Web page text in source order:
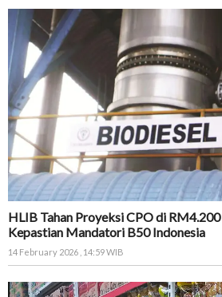
HLIB Tahan Proyeksi CPO di
Kepastian Mandatori B50 Indonesia
14 February 2026 , 14:59 WIB